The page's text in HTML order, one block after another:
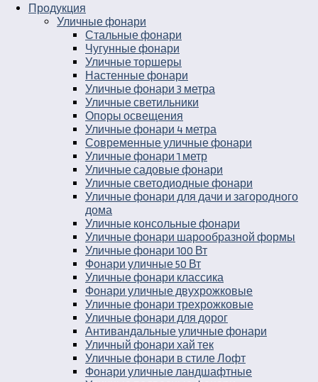
Продукция
Уличные фонари
Стальные фонари
Чугунные фонари
Уличные торшеры
Настенные фонари
Уличные фонари 3 метра
Уличные светильники
Опоры освещения
Уличные фонари 4 метра
Современные уличные фонари
Уличные фонари 1 метр
Уличные садовые фонари
Уличные светодиодные фонари
Уличные фонари для дачи и загородного
дома
Уличные консольные фонари
Уличные фонари шарообразной формы
Уличные фонари 100 Вт
Фонари уличные 50 Вт
Уличные фонари классика
Фонари уличные двухрожковые
Уличные фонари трехрожковые
Уличные фонари для дорог
Антивандальные уличные фонари
Уличный фонари хай тек
Уличные фонари в стиле Лофт
Фонари уличные ландшафтные